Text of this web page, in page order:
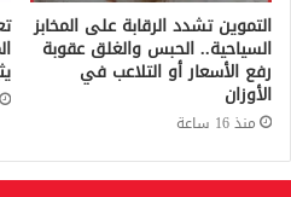
التموين تشدد الرقابة على المخابز
السياحية.. الحبس والغلق عقوبة
رفع الأسعار أو التلاعب في
الأوزان
منذ 16 ساعة